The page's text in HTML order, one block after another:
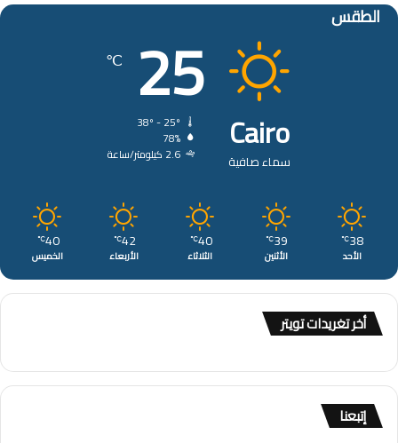
الطقس
Cairo
سماء صافية
25
℃
78%
2.6 كيلومتر/ساعة
38
℃
الأحد
39
℃
الأثنين
40
℃
الثلاثاء
42
℃
الأربعاء
40
℃
الخميس
أخر تغريدات تويتر
إتبعنا